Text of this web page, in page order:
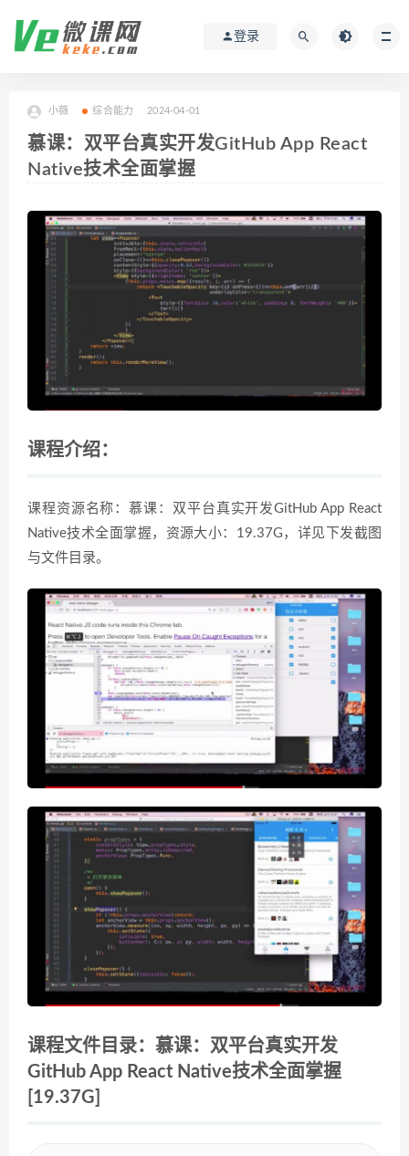
登录
小薇 综合能力 2024-04-01
慕课：双平台真实开发GitHub App React
Native技术全面掌握
课程介绍：
课程资源名称：慕课：双平台真实开发GitHub App React
Native技术全面掌握，资源大小：19.37G，详见下发截图
与文件目录。
课程文件目录：慕课：双平台真实开发
GitHub App React Native技术全面掌握
[19.37G]